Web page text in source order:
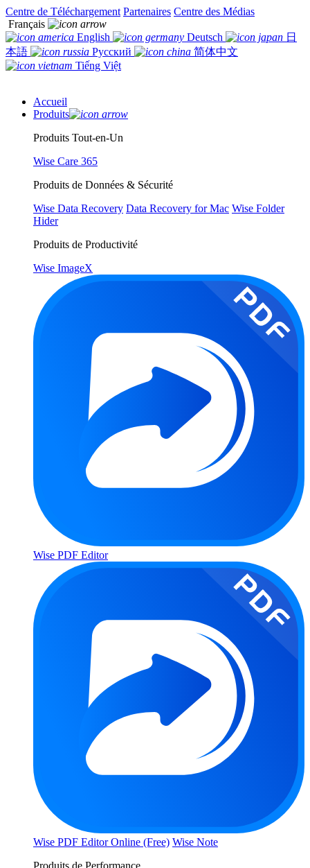
Centre de Téléchargement Partenaires Centre des Médias
Français
English
Deutsch
日
本語
Русский
简体中文
Tiếng Việt
Accueil
Produits
Produits Tout-en-Un
Wise Care 365
Produits de Données & Sécurité
Wise Data Recovery Data Recovery for Mac Wise Folder
Hider
Produits de Productivité
Wise ImageX
Wise PDF Editor
Wise PDF Editor Online (Free) Wise Note
Produits de Performance